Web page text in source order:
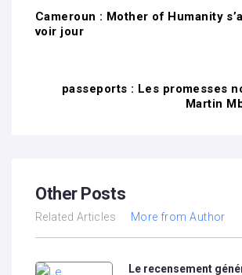
Cameroun : Mother of Humanity
voir jour
passeports : Les promesses
Martin
Other Posts
Related Articles More from Author
Le recensement